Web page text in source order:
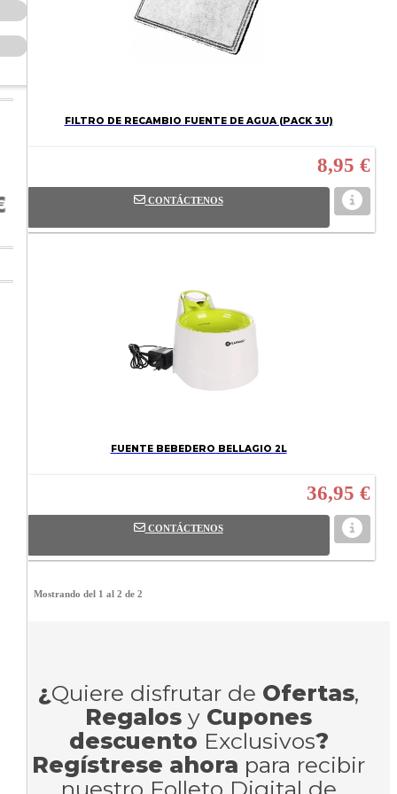
FILTRO DE RECAMBIO FUENTE DE AGUA (PACK 3U)
8,95 €
CONTÁCTENOS
FUENTE BEBEDERO BELLAGIO 2L
36,95 €
CONTÁCTENOS
Mostrando del 1 al 2 de 2
¿Quiere disfrutar de Ofertas,
Regalos y Cupones
descuento Exclusivos?
Regístrese ahora para recibir
nuestro Folleto Digital de